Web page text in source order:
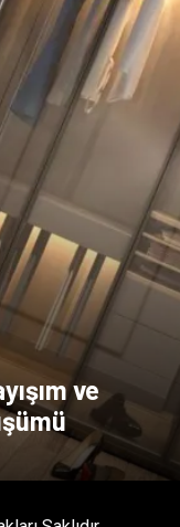
ve